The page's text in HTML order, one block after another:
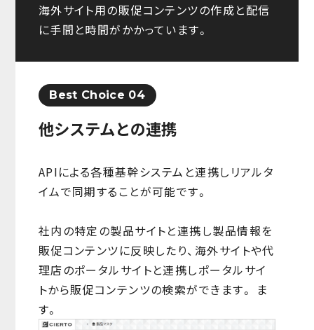
海外サイト用の販促コンテンツの作成と配信
に手間と時間がかかっています。
Best Choice 04
他システムとの連携
APIによる各種基幹システムと連携しリアルタ
イムで同期することが可能です。
社内の特定の製品サイトと連携し製品情報を
販促コンテンツに反映したり、海外サイトや代
理店のポータルサイトと連携しポータルサイ
トから販促コンテンツの検索ができます。 ま
す。